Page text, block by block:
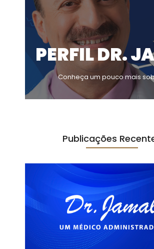
PERFIL DR.
Conheça um pouco mais
Publicações